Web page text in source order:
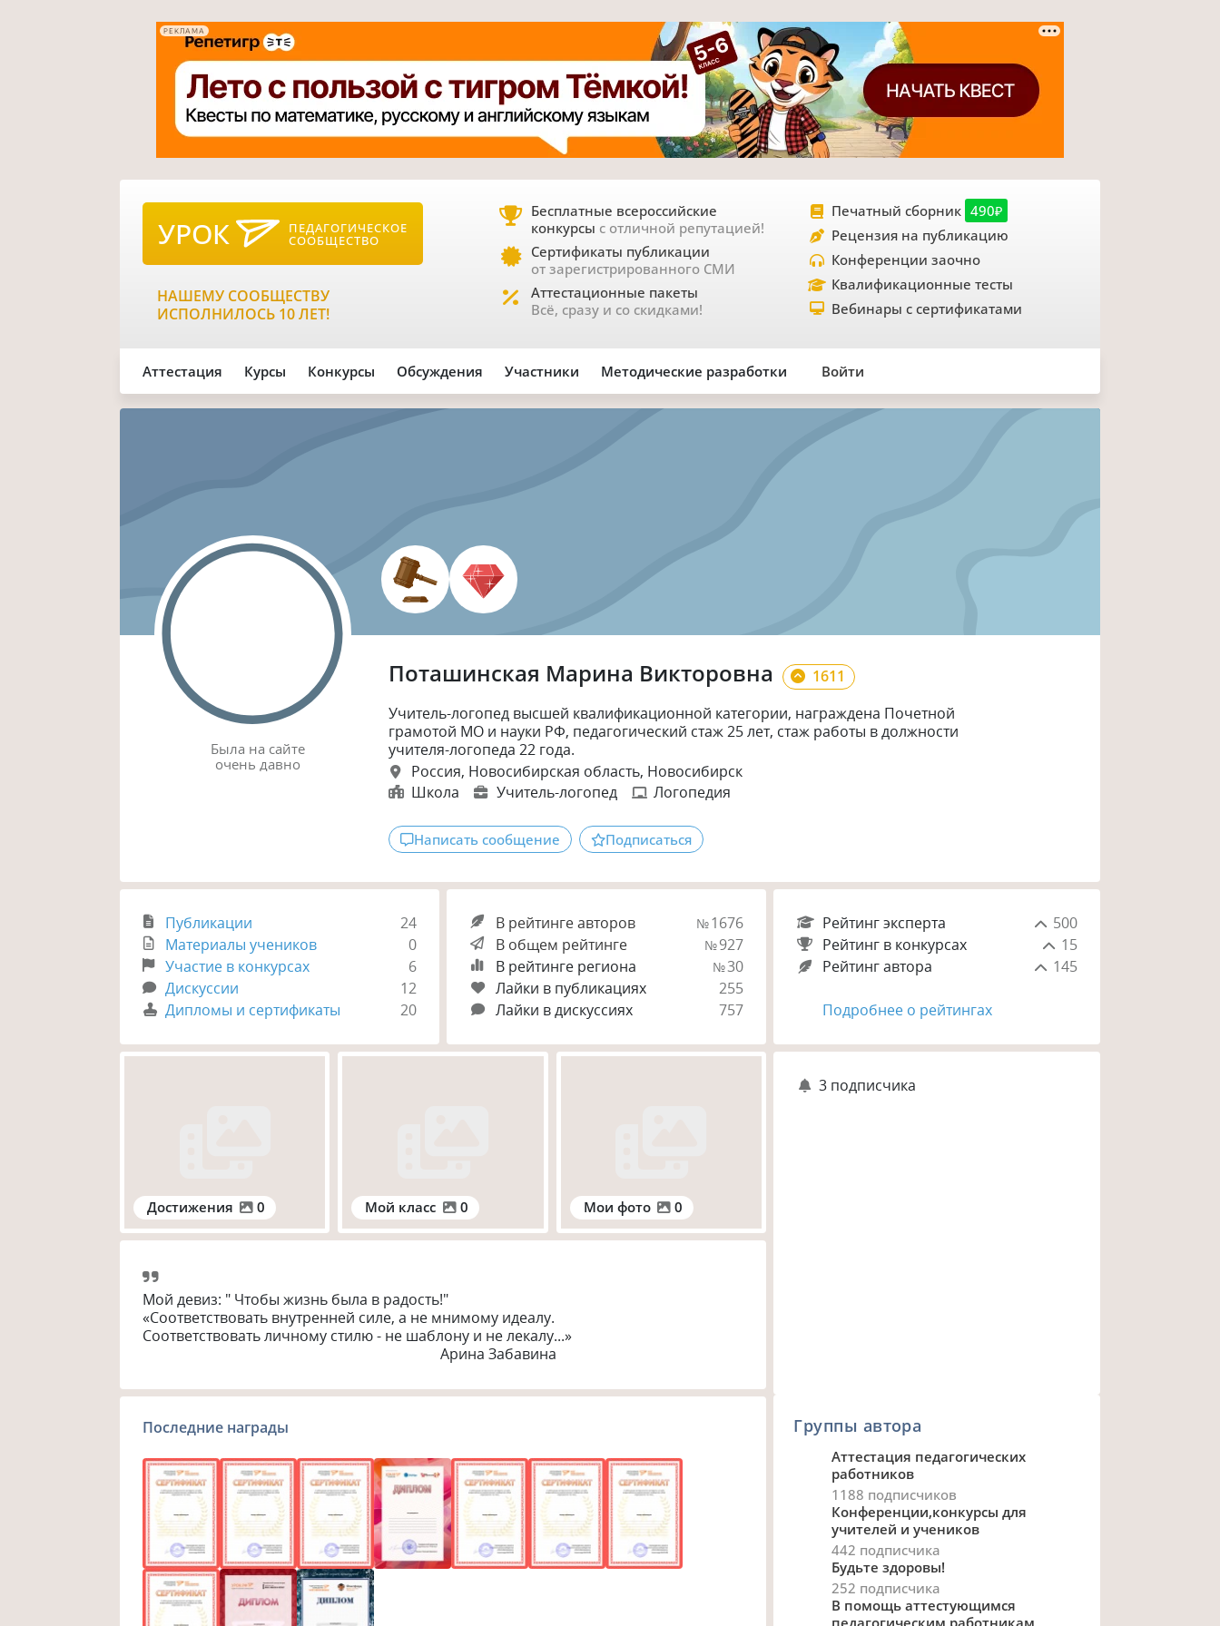
РЕКЛАМА
УРОК ПЕДАГОГИЧЕСКОЕ
СООБЩЕСТВО
НАШЕМУ СООБЩЕСТВУ
ИСПОЛНИЛОСЬ 10 ЛЕТ!
Бесплатные всероссийские
конкурсы с отличной репутацией!
Сертификаты публикации
от зарегистрированного СМИ
Аттестационные пакеты
Всё, сразу и со скидками!
Печатный сборник 490₽
Рецензия на публикацию
Конференции заочно
Квалификационные тесты
Вебинары с сертификатами
Аттестация Курсы Конкурсы Обсуждения Участники Методические разработки Войти
Была на сайте
очень давно
Поташинская Марина Викторовна
1611
Учитель-логопед высшей квалификационной категории, награждена Почетной
грамотой МО и науки РФ, педагогический стаж 25 лет, стаж работы в должности
учителя-логопеда 22 года.
Россия, Новосибирская область, Новосибирск
Школа
Учитель-логопед Логопедия
Написать сообщение Подписаться
Публикации
24
Материалы учеников
0
Участие в конкурсах
6
Дискуссии
12
Дипломы и сертификаты
20
В рейтинге авторов №1676
В общем рейтинге
№927
В рейтинге региона
№30
Лайки в публикациях
255
Лайки в дискуссиях
757
Рейтинг эксперта
500
Рейтинг в конкурсах
15
Рейтинг автора
145
Подробнее о рейтингах
Достижения 0 Мой класс 0 Мои фото 0
Мой девиз: " Чтобы жизнь была в радость!"
«Соответствовать внутренней силе, а не мнимому идеалу.
Соответствовать личному стилю - не шаблону и не лекалу...»
                                                                                  Арина Забавина
Последние награды
3 подписчика
Группы автора
Аттестация педагогических
работников
1188 подписчиков
Конференции,конкурсы для
учителей и учеников
442 подписчика
Будьте здоровы!
252 подписчика
В помощь аттестующимся